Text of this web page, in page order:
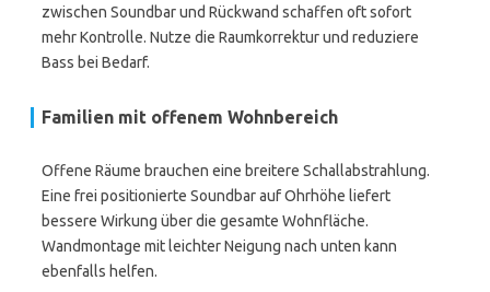
zwischen Soundbar und Rückwand schaffen oft sofort
mehr Kontrolle. Nutze die Raumkorrektur und reduziere
Bass bei Bedarf.
Familien mit offenem Wohnbereich
Offene Räume brauchen eine breitere Schallabstrahlung.
Eine frei positionierte Soundbar auf Ohrhöhe liefert
bessere Wirkung über die gesamte Wohnfläche.
Wandmontage mit leichter Neigung nach unten kann
ebenfalls helfen.